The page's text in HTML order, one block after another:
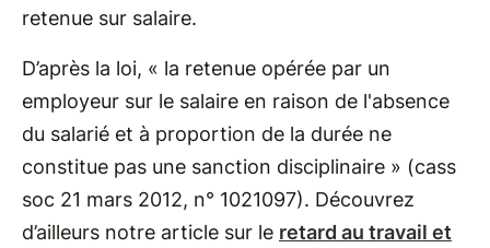
retenue sur salaire.
D’après la loi, « la retenue opérée par un
employeur sur le salaire en raison de l'absence
du salarié et à proportion de la durée ne
constitue pas une sanction disciplinaire » (cass
soc 21 mars 2012, n° 1021097). Découvrez
d’ailleurs notre article sur le retard au travail et